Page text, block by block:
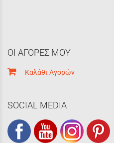
ΟΙ ΑΓΟΡΕΣ ΜΟΥ
Καλάθι Αγορών
SOCIAL MEDIA